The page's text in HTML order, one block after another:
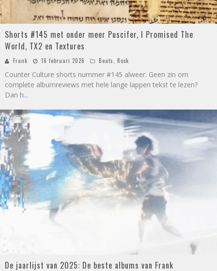
Shorts #145 met onder meer Puscifer, I Promised The
World, TX2 en Textures
Frank 16 februari 2026 Beats Rock
Counter Culture shorts nummer #145 alweer. Geen zin om
complete albumreviews met hele lange lappen tekst te lezen?
Dan h...
De jaarlijst van 2025: De beste albums van Frank